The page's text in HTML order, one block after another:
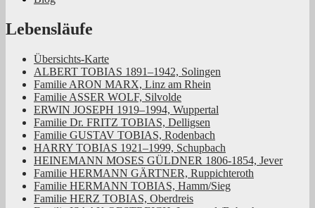
Rheinland
Lebensläufe
Übersichts-Karte
ALBERT TOBIAS 1891–1942, Solingen
Familie ARON MARX, Linz am Rhein
Familie ASSER WOLF, Silvolde
ERWIN JOSEPH 1919–1994, Wuppertal
Familie Dr. FRITZ TOBIAS, Delligsen
Familie GUSTAV TOBIAS, Rodenbach
HARRY TOBIAS 1921–1999, Schupbach
HEINEMANN MOSES GÜLDNER 1806-1854, Jever
Familie HERMANN GÄRTNER, Ruppichteroth
Familie HERMANN TOBIAS, Hamm/Sieg
Familie HERZ TOBIAS, Oberdreis